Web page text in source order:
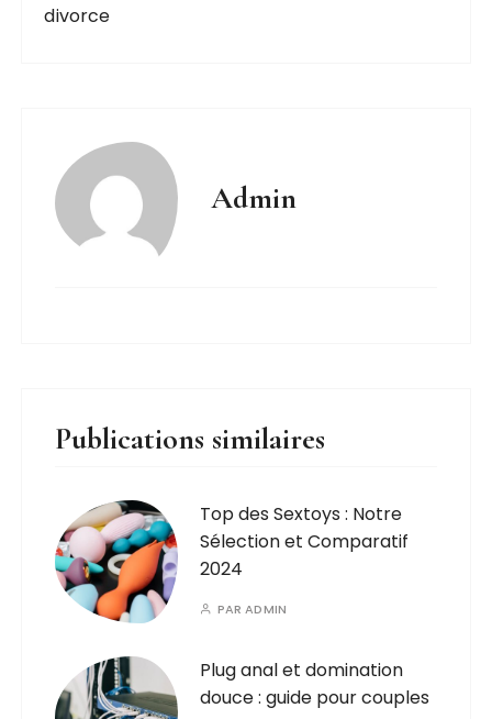
divorce
Admin
Publications similaires
Top des Sextoys : Notre
Sélection et Comparatif
2024
PARADMIN
Plug anal et domination
douce : guide pour couples